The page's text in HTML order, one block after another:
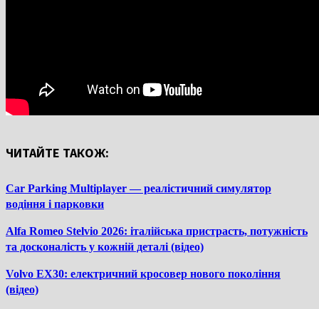
ЧИТАЙТЕ ТАКОЖ:
Car Parking Multiplayer — реалістичний симулятор
водіння і парковки
Alfa Romeo Stelvio 2026: італійська пристрасть, потужність
та досконалість у кожній деталі (відео)
Volvo EX30: електричний кросовер нового покоління
(відео)